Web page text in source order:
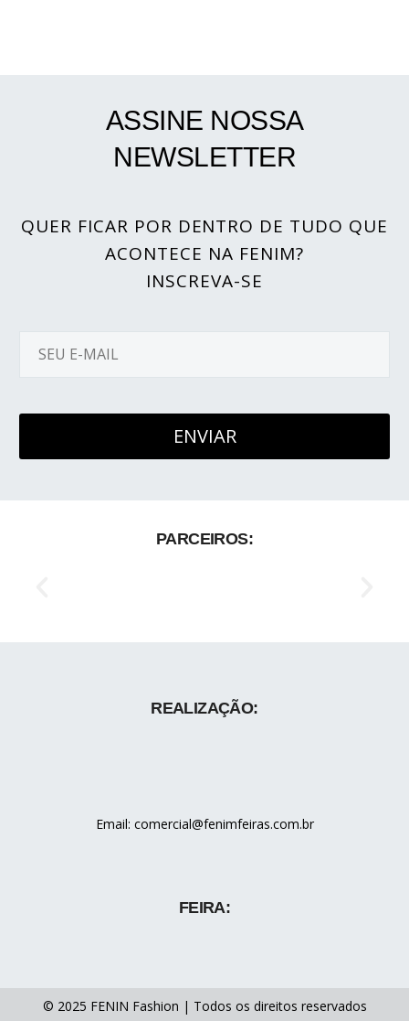
ASSINE NOSSA
NEWSLETTER
QUER FICAR POR DENTRO DE TUDO QUE
ACONTECE NA FENIM?
INSCREVA-SE
PARCEIROS:
REALIZAÇÃO:
Email: comercial@fenimfeiras.com.br
FEIRA:
© 2025 FENIN Fashion | Todos os direitos reservados